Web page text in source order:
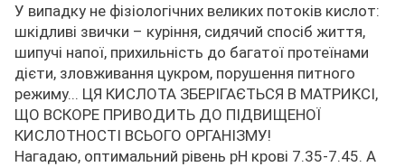
У випадку не фізіологічних великих потоків кислот:
шкідливі звички – куріння, сидячий спосіб життя,
шипучі напої, прихильність до багатої протеїнами
дієти, зловживання цукром, порушення питного
режиму... ЦЯ КИСЛОТА ЗБЕРІГАЄТЬСЯ В МАТРИКСІ,
ЩО ВСКОРЕ ПРИВОДИТЬ ДО ПІДВИЩЕНОЇ
КИСЛОТНОСТІ ВСЬОГО ОРГАНІЗМУ!
Нагадаю, оптимальний рівень pH крові 7.35-7.45. А